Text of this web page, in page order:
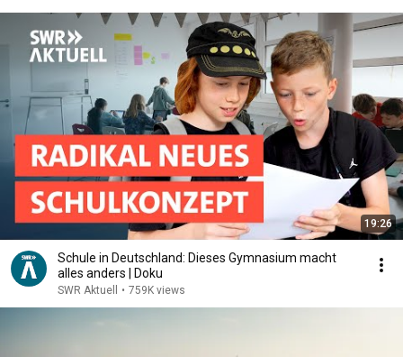
19:26
Schule in Deutschland: Dieses Gymnasium macht
alles anders | Doku
SWR Aktuell • 759K views